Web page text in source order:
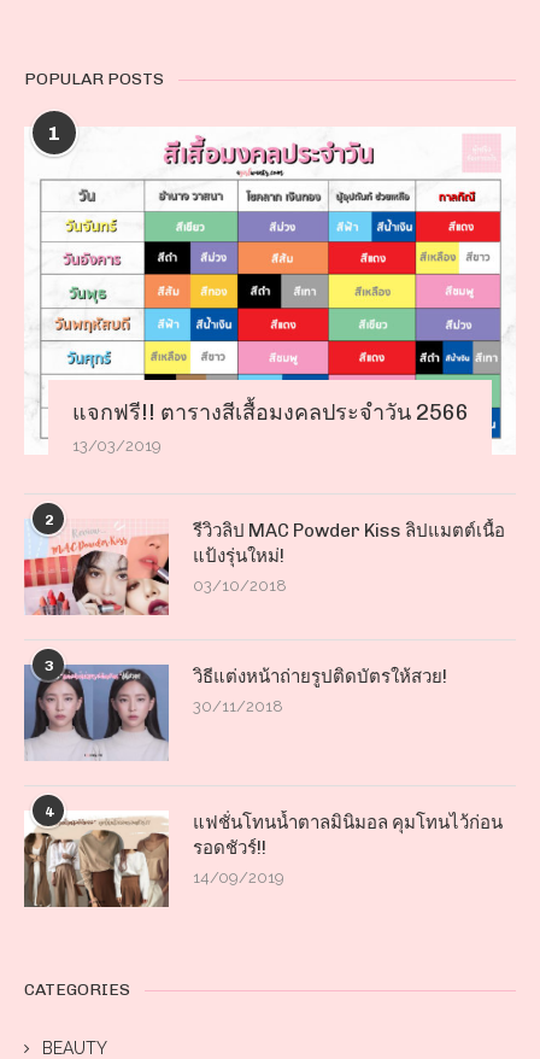
POPULAR POSTS
1
แจกฟรี!! ตารางสีเสื้อมงคลประจำวัน 2566
13/03/2019
2
รีวิวลิป MAC Powder Kiss ลิปแมตต์เนื้อ
แป้งรุ่นใหม่!
03/10/2018
3 วิธีแต่งหน้าถ่ายรูปติดบัตรให้สวย!
30/11/2018
4
แฟชั่นโทนน้ำตาลมินิมอล คุมโทนไว้ก่อน
รอดชัวร์!!
14/09/2019
CATEGORIES
BEAUTY